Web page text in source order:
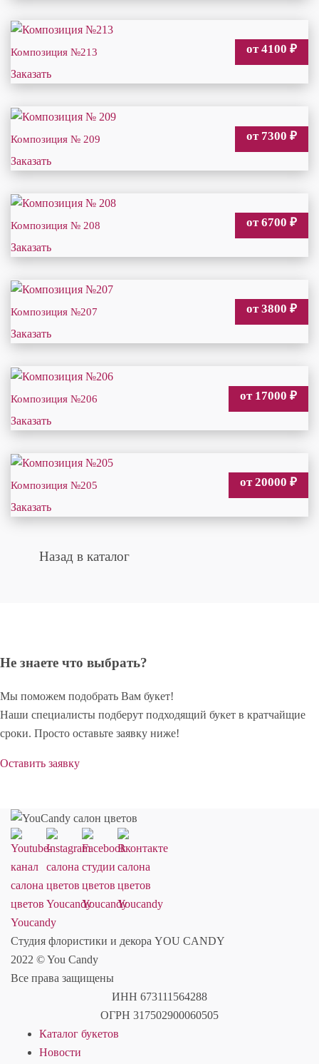
Композиция №213 от 4100 ₽
Заказать
Композиция № 209 от 7300 ₽
Заказать
Композиция № 208 от 6700 ₽
Заказать
Композиция №207 от 3800 ₽
Заказать
Композиция №206 от 17000 ₽
Заказать
Композиция №205 от 20000 ₽
Заказать
Назад в каталог
Не знаете что выбрать?
Мы поможем подобрать Вам букет!
Наши специалисты подберут подходящий букет в кратчайщие
сроки. Просто оставьте заявку ниже!
Оставить заявку
Студия флористики и декора YOU CANDY
2022 © You Candy
Все права защищены
ИНН 673111564288
ОГРН 317502900060505
Каталог букетов
Новости